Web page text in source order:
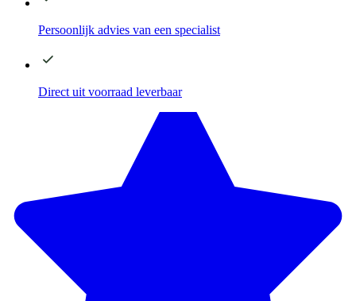
Persoonlijk advies van een specialist
Direct uit voorraad leverbaar